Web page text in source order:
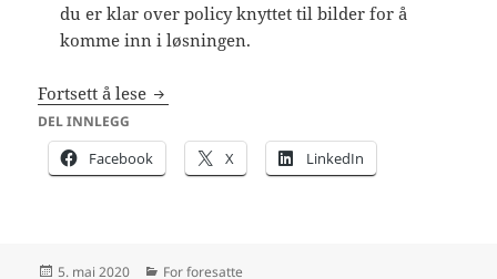
du er klar over policy knyttet til bilder for å
komme inn i løsningen.
Fortsett å lese Oppstart med MyKid (Foresatte)
DEL INNLEGG
Facebook X LinkedIn
Publisert
5. mai 2020 Kategorier
For foresatte